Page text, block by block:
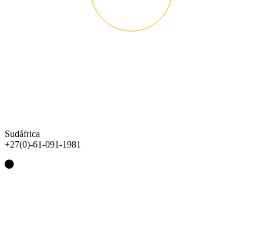
Sudáfrica
+27(0)-61-091-1981